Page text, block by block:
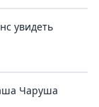
увидеть
Чаруша